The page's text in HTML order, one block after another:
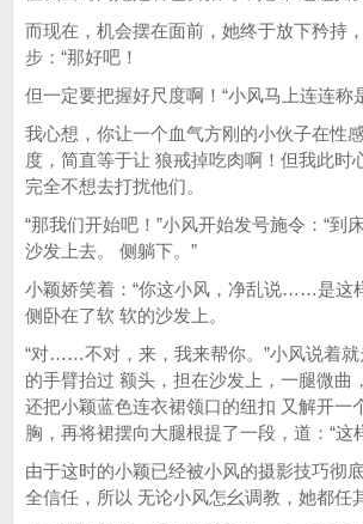
而现在，机会摆在面前，她终于放下矜持
步：“那好吧！
但一定要把握好尺度啊！“小风马上连连称
我心想，你让一个血气方刚的小伙子在性
度，简直等于让 狼戒掉吃肉啊！但我此时
完全不想去打扰他们。
“那我们开始吧！”小风开始发号施令：“
沙发上去。 侧躺下。”
小颖娇笑着：“你这小风，净乱说……是这
侧卧在了软 软的沙发上。
“对……不对，来，我来帮你。”小风说着就
的手臂抬过 额头，担在沙发上，一腿微曲
还把小颖蓝色连衣裙领口的纽扣 又解开一
胸，再将裙摆向大腿根提了一段，道：“这
由于这时的小颖已经被小风的摄影技巧彻
全信任，所以 无论小风怎幺调教，她都任